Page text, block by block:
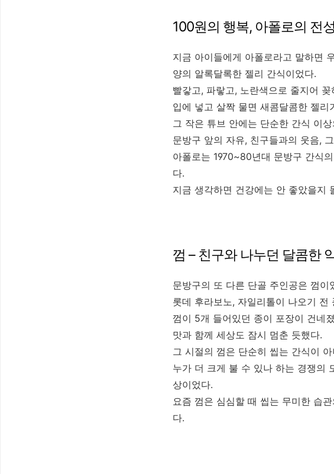
100원의 행복, 아폴로의 전
지금 아이들에게 아폴로라고 말하면
양의 알록달록한 젤리 간식이었다.
빨갛고, 파랗고, 노란색으로 줄지어
입에 넣고 살짝 물면 새콤달콤한 젤
그 작은 튜브 안에는 단순한 간식 이
문방구 앞의 자유, 친구들과의 웃음,
아폴로는 1970~80년대 문방구 간식
다.
지금 생각하면 건강에는 안 좋았을지
껌 – 친구와 나누던 달콤한
문방구의 또 다른 단골 주인공은 껌이
롯데 후라보노, 자일리톨이 나오기
껌이 5개 들어있던 종이 포장이 건네
맛과 함께 세상도 잠시 멈춘 듯했다.
그 시절의 껌은 단순히 씹는 간식이 아
누가 더 크게 불 수 있나 하는 경쟁의
상이었다.
요즘 껌은 심심할 때 씹는 무미한 습
다.